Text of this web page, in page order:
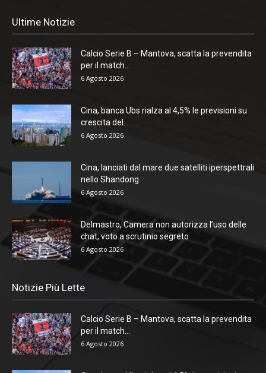
Ultime Notizie
Calcio Serie B – Mantova, scatta la prevendita
per il match...
6 Agosto 2026
Cina, banca Ubs rialza al 4,5% le previsioni su
crescita del...
6 Agosto 2026
Cina, lanciati dal mare due satelliti iperspettrali
nello Shandong
6 Agosto 2026
Delmastro, Camera non autorizza l’uso delle
chat, voto a scrutinio segreto
6 Agosto 2026
Notizie Più Lette
Calcio Serie B – Mantova, scatta la prevendita
per il match...
6 Agosto 2026